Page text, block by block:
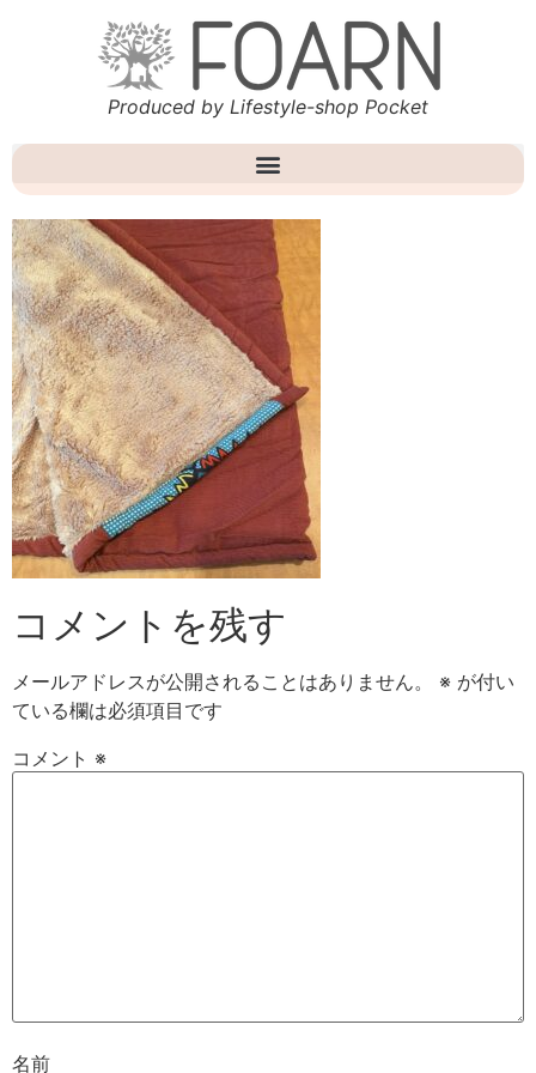
Produced by Lifestyle-shop Pocket
コメントを残す
メールアドレスが公開されることはありません。 ※ が付い
ている欄は必須項目です
コメント ※
名前